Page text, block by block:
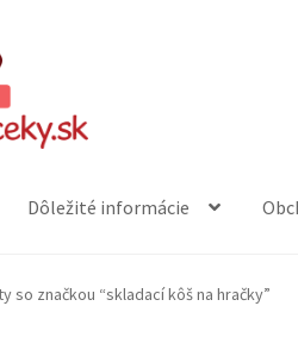
Dôležité informácie
so značkou “skladací kôš na hračky”